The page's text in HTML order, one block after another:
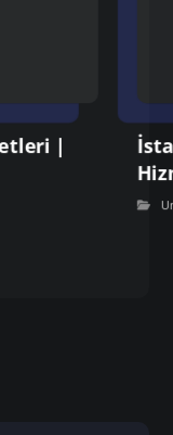
|